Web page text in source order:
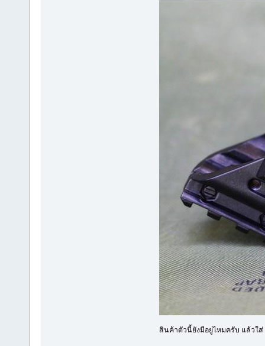
สินค้าตัวนี้ยังมีอยู่ไหมครับ แล้วใส่